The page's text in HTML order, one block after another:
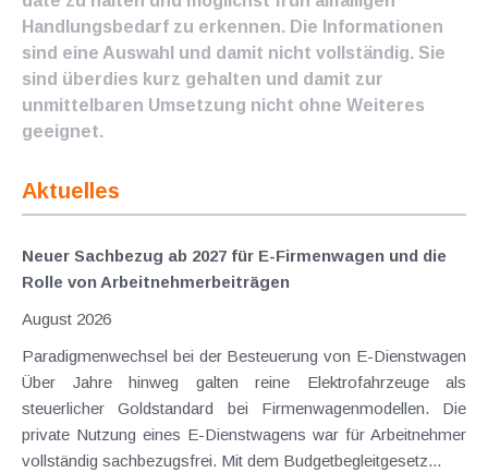
Handlungsbedarf zu erkennen. Die Informationen
sind eine Auswahl und damit nicht vollständig. Sie
sind überdies kurz gehalten und damit zur
unmittelbaren Umsetzung nicht ohne Weiteres
geeignet.
Aktuelles
Neuer Sachbezug ab 2027 für E-Firmenwagen und die
Rolle von Arbeitnehmer​­beiträgen
August 2026
Paradigmenwechsel bei der Besteuerung von E-Dienstwagen
Über Jahre hinweg galten reine Elektrofahrzeuge als
steuerlicher Goldstandard bei Firmenwagenmodellen. Die
private Nutzung eines E-Dienstwagens war für Arbeitnehmer
vollständig sachbezugsfrei. Mit dem Budgetbegleitgesetz...